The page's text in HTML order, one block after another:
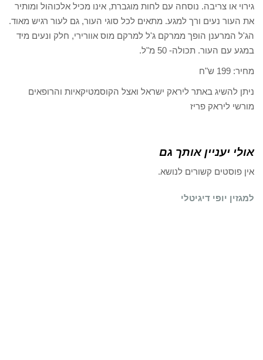
גירוי או צריבה. נוסחה עם לחות מוגברת, אינו מכיל אלכוהול ומותיר
את העור נעים ורך למגע. מתאים לכל סוגי העור, גם לעור רגיש מאוד.
הג'ל המרענן הופך ממרקם ג'ל למרקם מוס אוורירי, חלק ונעים מיד
במגע עם העור. תכולה- 50 מ"ל.
מחיר: 199 ש"ח
ניתן להשיג באתר ליראק ישראל ואצל הקוסמטיקאיות והרופאים
מורשי ליראק פריז
אולי יעניין אותך גם
אין פוסטים קשורים לנושא.
למגזין יופי דיגיטלי